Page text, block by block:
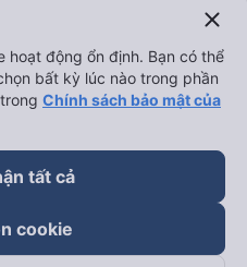
close
hoạt động ổn định. Bạn có thể
bất kỳ lúc nào trong phần
Chính sách bảo mật của
tất cả
cookie